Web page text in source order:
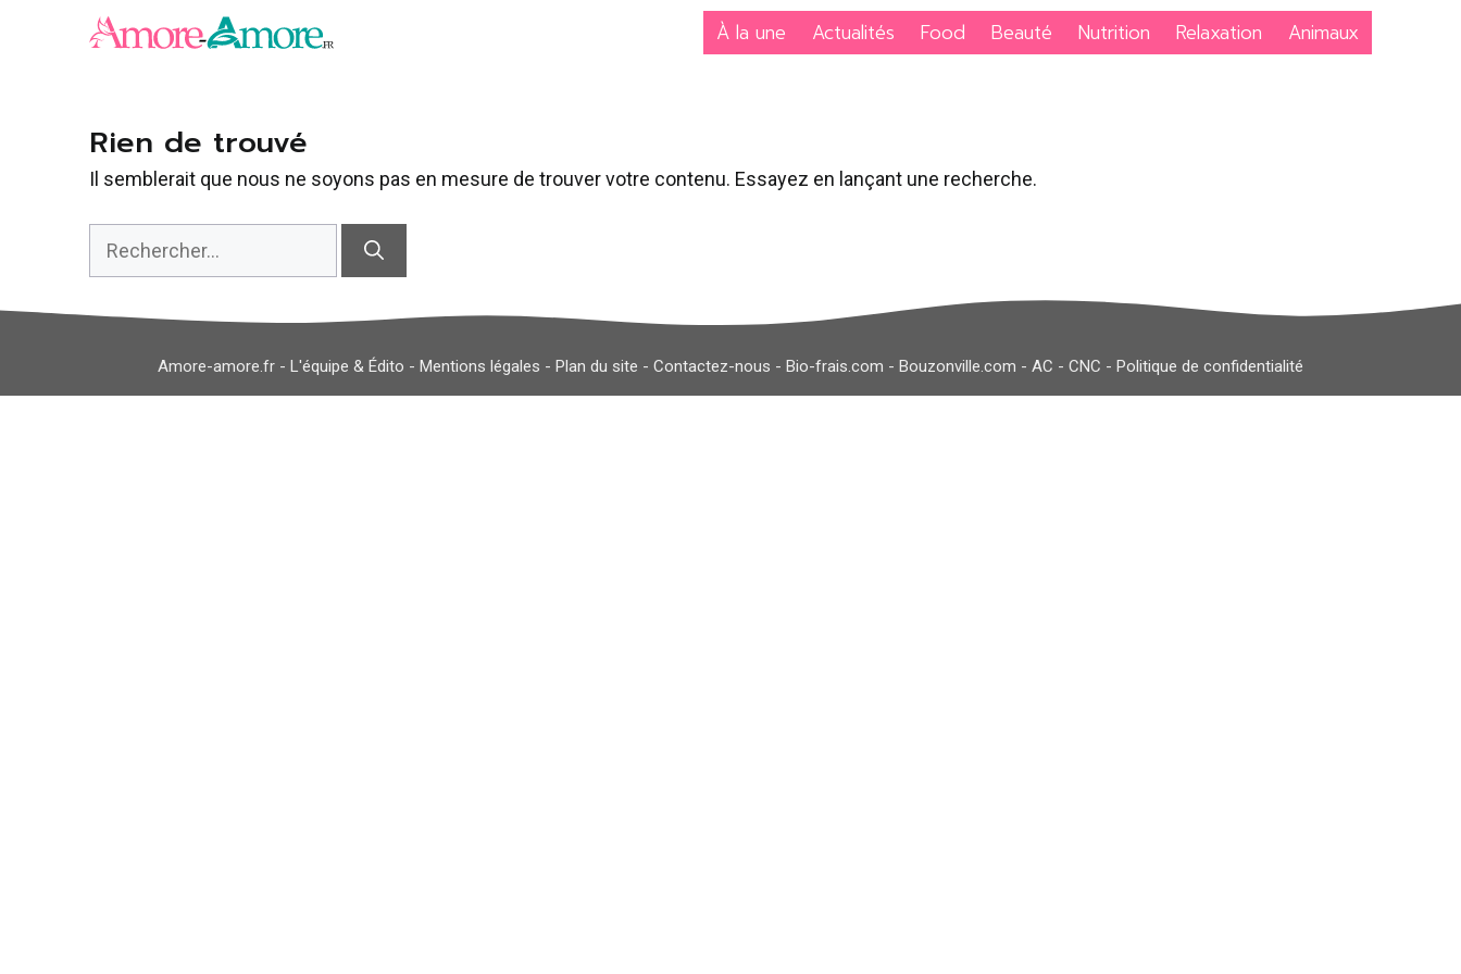
À la une Actualités Food Beauté Nutrition Relaxation Animaux
Rien de trouvé
Il semblerait que nous ne soyons pas en mesure de trouver votre contenu. Essayez en lançant une recherche.
Rechercher :
Amore-amore.fr - L'équipe & Édito - Mentions légales - Plan du site - Contactez-nous - Bio-frais.com - Bouzonville.com - AC - CNC - Politique de confidentialité